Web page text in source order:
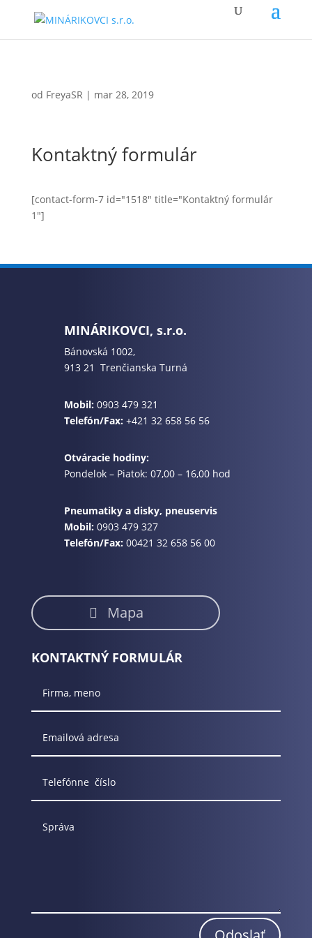
od FreyaSR | mar 28, 2019
Kontaktný formulár
[contact-form-7 id="1518" title="Kontaktný formulár
1"]
MINÁRIKOVCI, s.r.o.
Bánovská 1002,
913 21 Trenčianska Turná
Mobil: 0903 479 321
Telefón/Fax:+421 32 658 56 56
Otváracie hodiny:
Pondelok – Piatok: 07,00 – 16,00 hod
Pneumatiky a disky, pneuservis
Mobil: 0903 479 327
Telefón/Fax:00421 32 658 56 00
Mapa
KONTAKTNÝ FORMULÁR